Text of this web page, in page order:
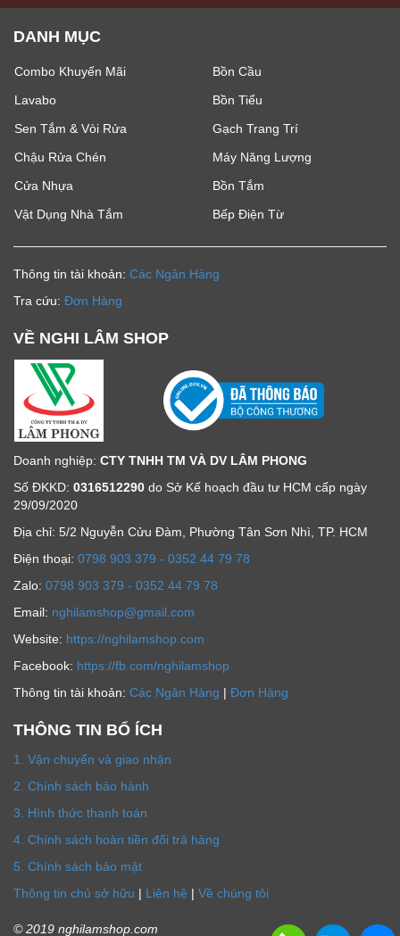
DANH MỤC
Combo Khuyến Mãi
Bồn Cầu
Lavabo
Bồn Tiểu
Sen Tắm & Vòi Rửa
Gạch Trang Trí
Chậu Rửa Chén
Máy Năng Lượng
Cửa Nhựa
Bồn Tắm
Vật Dụng Nhà Tắm
Bếp Điện Từ
Thông tin tài khoản: Các Ngân Hàng
Tra cứu: Đơn Hàng
VỀ NGHI LÂM SHOP
Doanh nghiệp: CTY TNHH TM VÀ DV LÂM PHONG
Số ĐKKD: 0316512290 do Sở Kế hoạch đầu tư HCM cấp ngày
29/09/2020
Địa chỉ: 5/2 Nguyễn Cửu Đàm, Phường Tân Sơn Nhì, TP. HCM
Ðiện thoại: 0798 903 379 - 0352 44 79 78
Zalo: 0798 903 379 - 0352 44 79 78
Email: nghilamshop@gmail.com
Website: https://nghilamshop.com
Facebook: https://fb.com/nghilamshop
Thông tin tài khoản: Các Ngân Hàng | Đơn Hàng
THÔNG TIN BỔ ÍCH
1. Vận chuyển và giao nhận
2. Chính sách bảo hành
3. Hình thức thanh toán
4. Chính sách hoàn tiền đổi trả hàng
5. Chính sách bảo mật
Thông tin chủ sở hữu | Liên hệ | Về chúng tôi
© 2019 nghilamshop.com